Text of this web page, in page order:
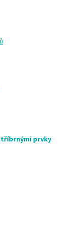
prvky